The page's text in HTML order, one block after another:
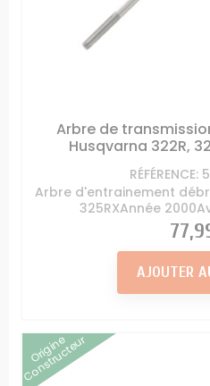
Arbre de
Husqvarna 322R,
Arbre d'entrainement
325RXAnnée
Prix
AJOUTER
Origine
Constructeur